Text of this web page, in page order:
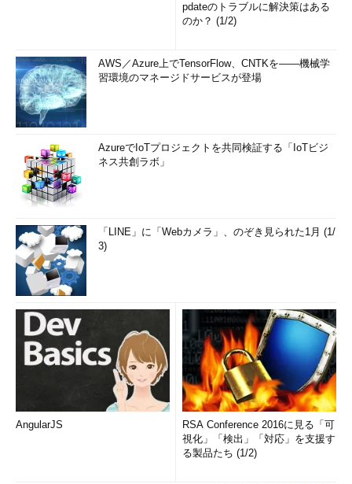
pdateのトラブルに解決策はある
のか？ (1/2)
AWS／Azure上でTensorFlow、CNTKを――機械学
習環境のマネージドサービスが登場
AzureでIoTプロジェクトを共同検証する「IoTビジ
ネス共創ラボ」
「LINE」に「Webカメラ」、のぞき見られた1月 (1/
3)
AngularJS
RSA Conference 2016に見る「可
視化」「検出」「対応」を支援す
る製品たち (1/2)